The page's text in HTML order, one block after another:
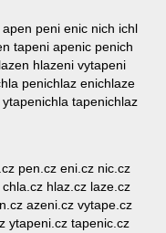
peni enic nich ichl
tapeni apenic penich
hlazeni vytapeni
penichlaz enichlaze
tapenichlaz
pen.cz eni.cz nic.cz
hlaz.cz laze.cz
azeni.cz vytape.cz
ytapeni.cz tapenic.cz